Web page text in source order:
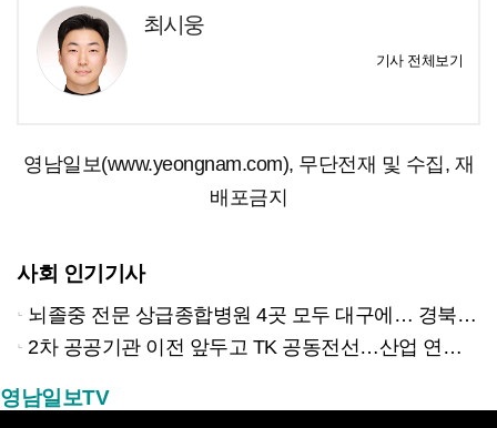
최시웅
기사 전체보기
영남일보(www.yeongnam.com), 무단전재 및 수집, 재
배포금지
사회 인기기사
뇌졸중 전문 상급종합병원 4곳 모두 대구에… 경북은 골든타임 사각지대
2차 공공기관 이전 앞두고 TK 공동전선…산업 연계형 유치 승부수
영남일보TV